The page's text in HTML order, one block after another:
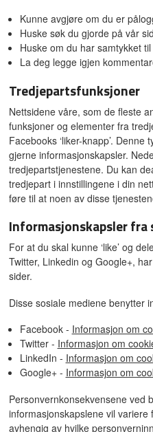
Kunne avgjøre om du er
Huske søk du gjorde på vår
Huske om du har samtykket
La deg legge igjen
Tredjepartsfunksjoner
Nettsidene våre, som de fleste
funksjoner og elementer fra
Facebooks ‘liker-knapp’.
gjerne informasjonskapsler.
tredjepartstjenestene. Du kan
tredjepart i innstillingene i din
føre til at noen av disse
Informasjonskapsler fra
For at du skal kunne ‘like’ og
Twitter, Linkedin og Google+,
sider.
Disse sosiale mediene benytter
Facebook - Informasjon om
Twitter - Informasjon om
LinkedIn - Informasjon om
Google+ - Informasjon om
Personvernkonsekvensene ved
informasjonskapslene vil
avhengig av hvilke